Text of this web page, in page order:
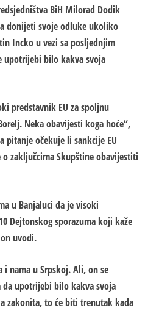
BiH Milorad Dodik
donijeti svoje odluke ukoliko
Incko u vezi sa posljednjim
upotrijebi bilo kakva svoja
predstavnik EU za spoljnu
Neka obavijesti koga hoće“,
pitanje očekuje li sankcije EU
zaključcima Skupštine obavijestiti
u Banjaluci da je visoki
Dejtonskog sporazuma koji kaže
uvodi.
i nama u Srpskoj. Ali, on se
da upotrijebi bilo kakva svoja
zakonita, to će biti trenutak kada